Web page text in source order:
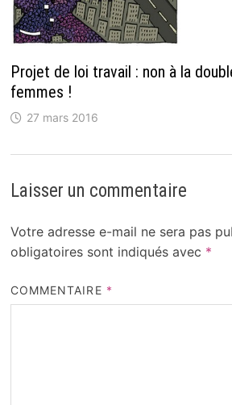
Projet de loi travail : non à la
femmes !
27 mars 2016
Laisser un commentaire
Votre adresse e-mail ne sera pas
obligatoires sont indiqués avec *
COMMENTAIRE *